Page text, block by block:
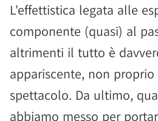
L'effettistica legata alle
componente (quasi) al
altrimenti il tutto è
appariscente, non
spettacolo. Da ultimo,
abbiamo messo per